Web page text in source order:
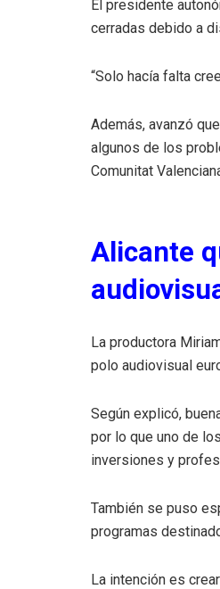
El presidente
cerradas debido a
“Solo hacía falta
Además, avanzó
algunos de los
Comunitat
Alicante
La productora
polo audiovisual
Según explicó,
por lo que uno de
inversiones y
También se puso
programas
La intención es